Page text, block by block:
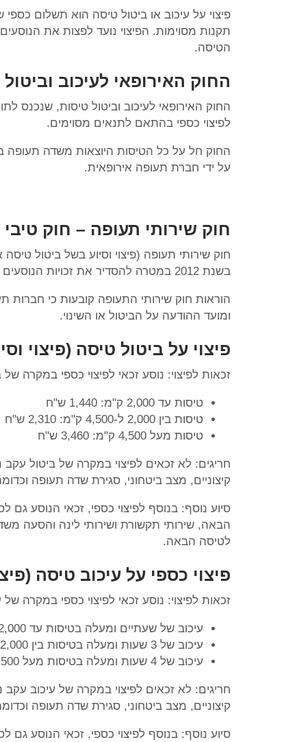
פיצוי על עיכוב או ביטול טיסה הוא תשלום
תקנות מסוימות. הפיצוי נועד לפצות את
הטיסה.
החוק האירופאי לעיכוב
לפיצוי כספי בהתאם לתנאים מסוימים.
החוק חל על כל הטיסות היוצאות משדה תעופה
על ידי חברת תעופה אירופאית.
חוק שירותי תעופה – חוק
בשנת 2012 במטרה להסדיר את זכויות הנוסעים במקרים של ביטול טיסה, עיכוב טיסה או שינוי בתנאי הכרטיס.
הוראות חוק שירותי התעופה קובעות כי
ומועד ההודעה על הביטול או השינוי.
פיצוי על ביטול טיסה (פיצוי
זכאות לפיצוי: נוסע זכאי לפיצוי כספי
טיסות עד 2,000 ק"מ: 1,440 ש"ח
טיסות בין 2,000 ל-4,500 ק"מ: 2,310 ש"ח
טיסות מעל 4,500 ק"מ: 3,460 ש"ח
חריגים: לא זכאים לפיצוי במקרה של ביטול
קיצוניים, מצב ביטחוני, סגירת שדה תעופה
סיוע נוסף: בנוסף לפיצוי כספי, זכאי הנוסע
הבאה, שירותי תקשורת ושירותי לינה והסעה
לטיסה הבאה.
פיצוי כספי על עיכוב טיסה
זכאות לפיצוי: נוסע זכאי לפיצוי כספי במקרה
עיכוב של שעתיים ומעלה בטיסות עד 2,000 ק"מ: 250 אירו
עיכוב של 3 שעות ומעלה בטיסות בין 2,000 ל-4,500 ק"מ: 400 אירו
עיכוב של 4 שעות ומעלה בטיסות מעל 4,500 ק"מ: 600 אירו.
חריגים: לא זכאים לפיצוי במקרה של עיכוב
קיצוניים, מצב ביטחוני, סגירת שדה תעופה
סיוע נוסף: בנוסף לפיצוי כספי, זכאי הנוסע